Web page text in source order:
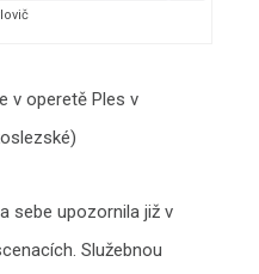
v operetě Ples v
sebe upozornila již v
Služebnou